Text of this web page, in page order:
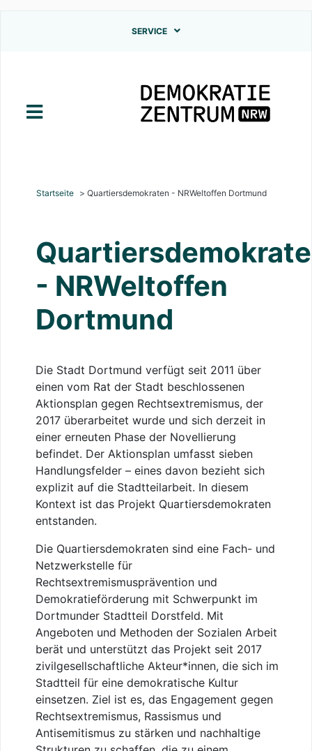
SERVICE
Startseite Quartiersdemokraten - NRWeltoffen Dortmund
- NRWeltoffen
Dortmund
Die Stadt Dortmund verfügt seit 2011 über
einen vom Rat der Stadt beschlossenen
Aktionsplan gegen Rechtsextremismus, der
2017 überarbeitet wurde und sich derzeit in
einer erneuten Phase der Novellierung
befindet. Der Aktionsplan umfasst sieben
Handlungsfelder – eines davon bezieht sich
explizit auf die Stadtteilarbeit. In diesem
Kontext ist das Projekt Quartiersdemokraten
entstanden.
Die Quartiersdemokraten sind eine Fach- und
Netzwerkstelle für
Rechtsextremismusprävention und
Demokratieförderung mit Schwerpunkt im
Dortmunder Stadtteil Dorstfeld. Mit
Angeboten und Methoden der Sozialen Arbeit
berät und unterstützt das Projekt seit 2017
zivilgesellschaftliche Akteur*innen, die sich im
Stadtteil für eine demokratische Kultur
einsetzen. Ziel ist es, das Engagement gegen
Rechtsextremismus, Rassismus und
Antisemitismus zu stärken und nachhaltige